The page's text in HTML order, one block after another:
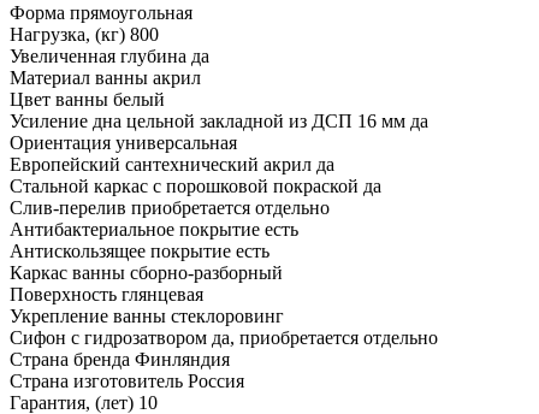
Форма прямоугольная
Нагрузка, (кг) 800
Увеличенная глубина да
Материал ванны акрил
Цвет ванны белый
Усиление дна цельной закладной из ДСП 16 мм да
Ориентация универсальная
Европейский сантехнический акрил да
Стальной каркас с порошковой покраской да
Слив-перелив приобретается отдельно
Антибактериальное покрытие есть
Антискользящее покрытие есть
Каркас ванны сборно-разборный
Поверхность глянцевая
Укрепление ванны стеклоровинг
Сифон с гидрозатвором да, приобретается отдельно
Страна бренда Финляндия
Страна изготовитель Россия
Гарантия, (лет) 10